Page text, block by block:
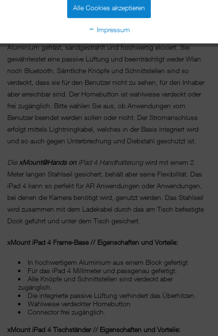
diebstahlsicher gehalten und geschützt wird, ist aus einem Block
Aluminium gefräst, sandgestrahlt und hochwertig eloxiert. Sie
gewährleistet eine passive Lüftung und beeinträchtigt weder Wlan
noch Bluetooth. Sämtliche Knöpfe und Schnittstellen sind so
verdeckt, dass sie für den Benutzer nicht zu sehen, für den Inhaber
aber erreichbar sind. Der Homebutton ist wahlweise verdeckt oder
frei zugänglich. Bitte wählen Sie aus, ob Anwendungen vom
Benutzer beendet werden sollen oder nicht. Der Stromanschluss
erfolgt mittels Lightningkabel, welches in der Basis integriert wird
und so auch gegen Unterbrechung und Diebstahl geschützt ist.
Die xMount@Hands oniPad 4 Handhalterungwird mit einem 2
Meter langen Stahlseil gesichert, behält aber seine Flexibilität. Das
iPad 4 kann so perfekt für AR Anwendungen oder Anwendungen,
bei denen die Kamera benötigt wird, genutzt werden. Das Stahlseil
wird zusammen mit dem Ladekabel durch das am Tisch befestigte
Dock geführt und unter dem Tisch gesichert.
xMount iPad 4 Frame-Base // Eigenschaften und Vorteile:
In hochwertigem Aluminium aus einem Block gefertigt
Für das iPad 4 Millimeter und passgenau gefertigt.
Alle Knöpfe und Schnittstellen sind verdeckt aber
zugänglich.
Die integrierte passive Lüftung verhindert das Überhitzen.
Wahlweise verdeckter Homebutton
Connector frei zugänglich.
xMount iPad 4 Tischständer // Eigenschaften und Vorteile:
Alle Cookies akzeptieren
Impressum